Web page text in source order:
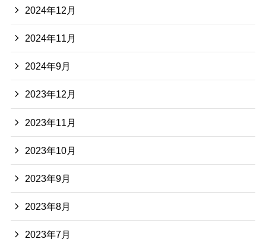
2024年12月
2024年11月
2024年9月
2023年12月
2023年11月
2023年10月
2023年9月
2023年8月
2023年7月